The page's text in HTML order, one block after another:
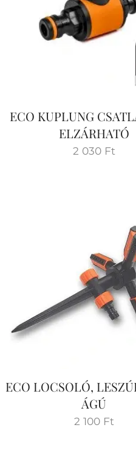
ECO KUPLUNG
ELZÁRHATÓ
2 030Ft
ECO LOCSOLÓ,
ÁGÚ
2 100Ft